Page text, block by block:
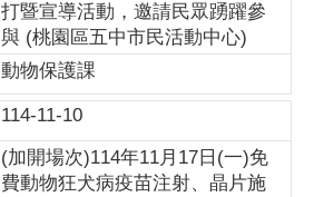
打暨宣導活動，邀請民眾踴躍參
與 (桃園區五中市民活動中心)
動物保護課
114-11-10
(加開場次)114年11月17日(一)免
費動物狂犬病疫苗注射、晶片施